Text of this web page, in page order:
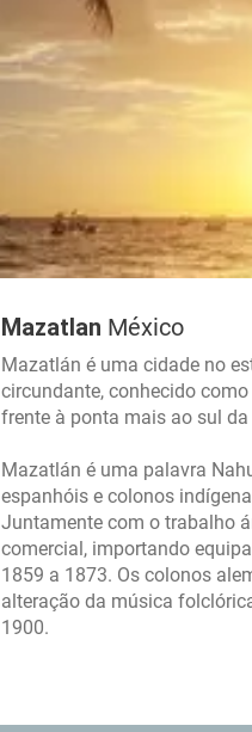
Mazatlan México
Mazatlán é uma cidade no
circundante, conhecido
frente à ponta mais ao sul
Mazatlán é uma palavra
espanhóis e colonos
Juntamente com o trabalho
comercial, importando
1859 a 1873. Os colonos
alteração da música
1900.